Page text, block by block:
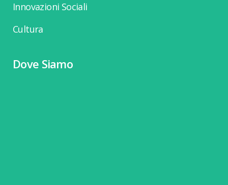
Innovazioni Sociali
Cultura
Dove Siamo